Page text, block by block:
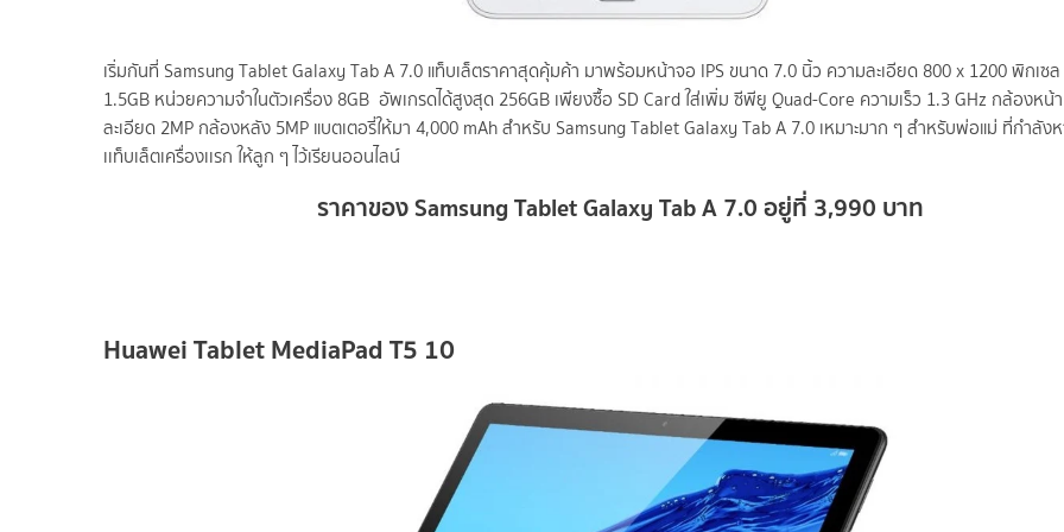
เริ่มกันที่ Samsung Tablet Galaxy Tab A 7.0 แท็บเล็ตราคาสุดคุ้มค้า มาพร้อมหน้าจอ IPS ขนาด 7.0 นิ้ว ความละเอียด 800 x 1200 พิกเซล
1.5GB หน่วยความจำในตัวเครื่อง 8GB อัพเกรดได้สูงสุด 256GB เพียงซื้อ SD Card ใส่เพิ่ม ซีพียู Quad-Core ความเร็ว 1.3 GHz กล้องหน้
ละเอียด 2MP กล้องหลัง 5MP แบตเตอรี่ให้มา 4,000 mAh สำหรับ Samsung Tablet Galaxy Tab A 7.0 เหมาะมาก ๆ สำหรับพ่อแม่ ที่กำลัง
เเท็บเล็ตเครื่องเเรก ให้ลูก ๆ ไว้เรียนออนไลน์
ราคาของ Samsung Tablet Galaxy Tab A 7.0 อยู่ที่ 3,990 บาท
Huawei Tablet MediaPad T5 10